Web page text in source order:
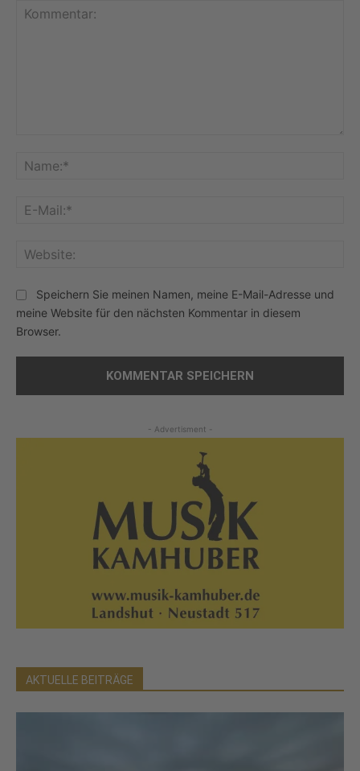
Speichern Sie meinen Namen, meine E-Mail-Adresse und
meine Website für den nächsten Kommentar in diesem
Browser.
- Advertisment -
AKTUELLE BEITRÄGE